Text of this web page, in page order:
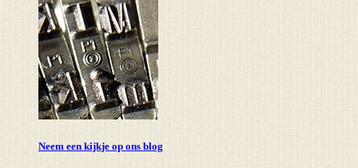
Neem een kijkje op ons blog